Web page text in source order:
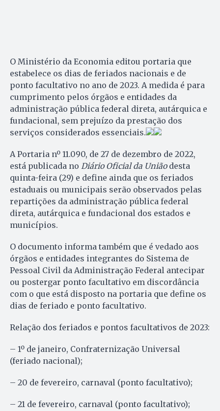
O Ministério da Economia editou portaria que
estabelece os dias de feriados nacionais e de
ponto facultativo no ano de 2023. A medida é para
cumprimento pelos órgãos e entidades da
administração pública federal direta, autárquica e
fundacional, sem prejuízo da prestação dos
serviços considerados essenciais.
A Portaria nº 11.090, de 27 de dezembro de 2022,
está publicada no Diário Oficial da Uniãodesta
quinta-feira (29) e define ainda que os feriados
estaduais ou municipais serão observados pelas
repartições da administração pública federal
direta, autárquica e fundacional dos estados e
municípios.
O documento informa também que é vedado aos
órgãos e entidades integrantes do Sistema de
Pessoal Civil da Administração Federal antecipar
ou postergar ponto facultativo em discordância
com o que está disposto na portaria que define os
dias de feriado e ponto facultativo.
Relação dos feriados e pontos facultativos de 2023:
– 1º de janeiro, Confraternização Universal
(feriado nacional);
– 20 de fevereiro, carnaval (ponto facultativo);
– 21 de fevereiro, carnaval (ponto facultativo);